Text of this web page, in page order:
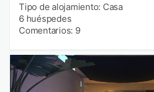
Tipo de alojamiento: Casa
6 huéspedes
Comentarios: 9